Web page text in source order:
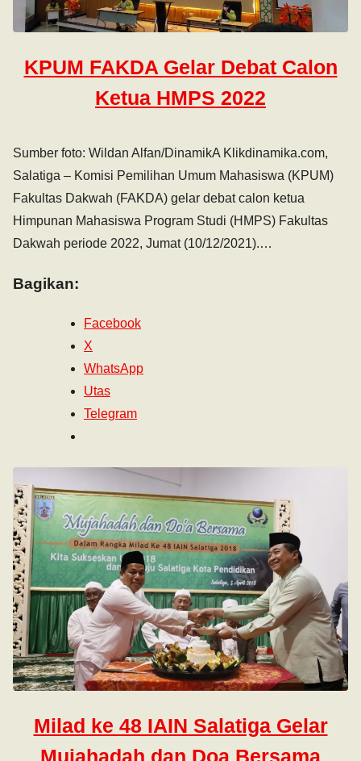
KPUM FAKDA Gelar Debat Calon
Ketua HMPS 2022
Sumber foto: Wildan Alfan/DinamikA Klikdinamika.com,
Salatiga – Komisi Pemilihan Umum Mahasiswa (KPUM)
Fakultas Dakwah (FAKDA) gelar debat calon ketua
Himpunan Mahasiswa Program Studi (HMPS) Fakultas
Dakwah periode 2022, Jumat (10/12/2021).…
Bagikan:
Facebook
X
WhatsApp
Utas
Telegram
Milad ke 48 IAIN Salatiga Gelar
Mujahadah dan Doa Bersama